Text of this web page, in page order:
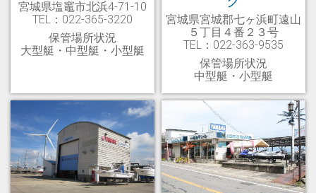
宮城県塩竈市北浜4-71-10
TEL：022-365-3220
保管場所状況
大型艇・中型艇・小型艇
宮城県宮城郡七ヶ浜町遠山
５丁目４番２３号
TEL：022-363-9535
保管場所状況
中型艇・小型艇